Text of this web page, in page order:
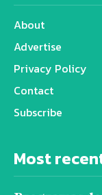
About
Advertise
Privacy Policy
Contact
Subscribe
Most